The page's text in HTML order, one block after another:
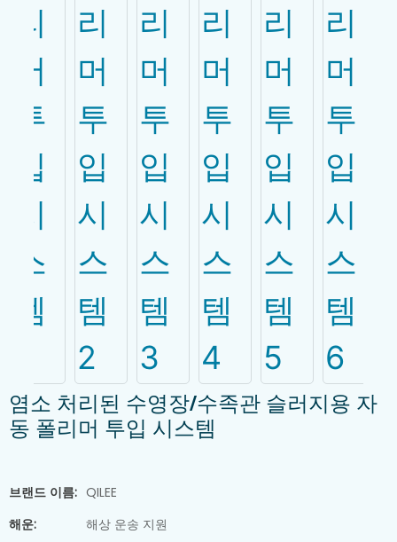
염소 처리된 수영장/수족관 슬러지용 자
동 폴리머 투입 시스템
브랜드 이름: QILEE
해운:
해상 운송 지원